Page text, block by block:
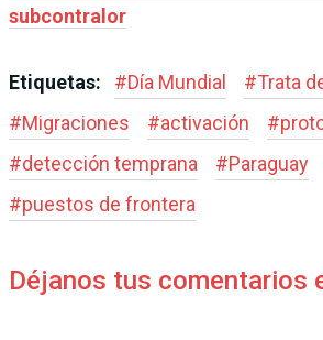
subcontralor
Etiquetas: #Día Mundial #Trata
#Migraciones #activación #
#detección temprana #Paraguay
#puestos de frontera
Déjanos tus comentarios